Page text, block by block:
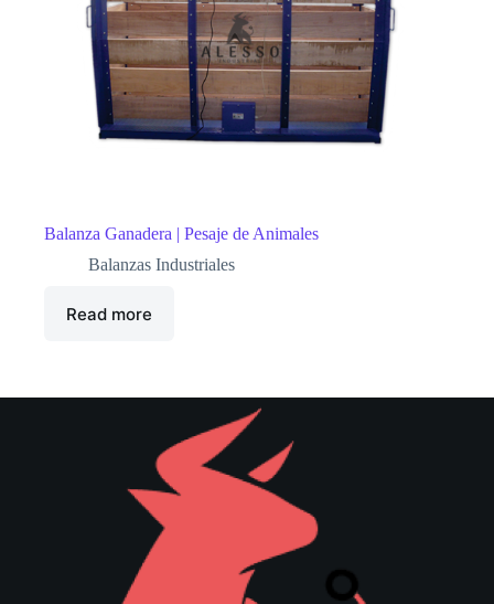
Balanza Ganadera | Pesaje de Animales
Balanzas Industriales
Read more